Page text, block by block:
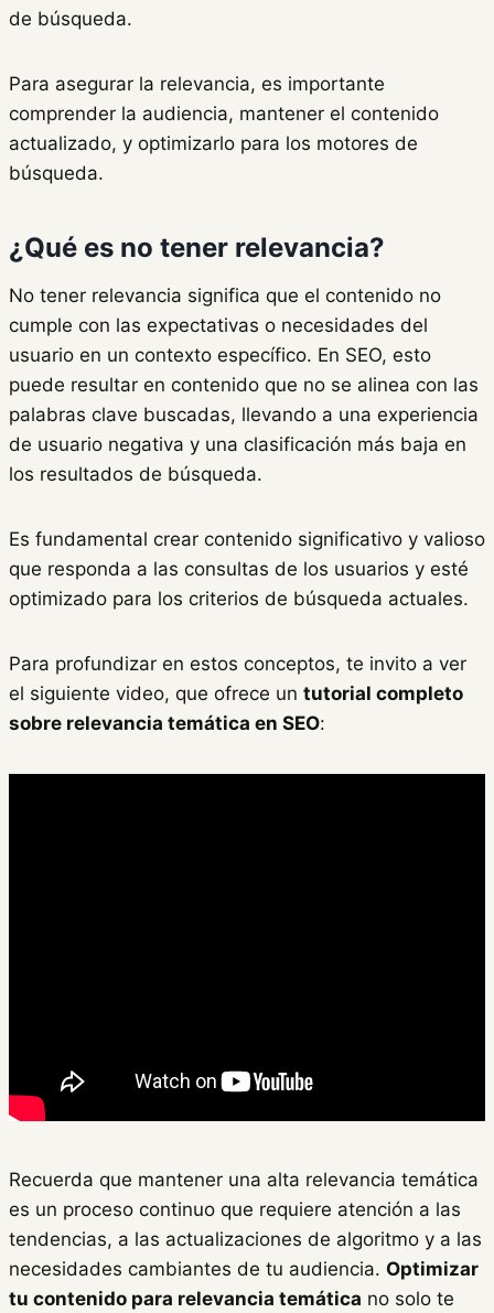
de búsqueda.
Para asegurar la relevancia, es importante
comprender la audiencia, mantener el contenido
actualizado, y optimizarlo para los motores de
búsqueda.
¿Qué es no tener relevancia?
No tener relevancia significa que el contenido no
cumple con las expectativas o necesidades del
usuario en un contexto específico. En SEO, esto
puede resultar en contenido que no se alinea con las
palabras clave buscadas, llevando a una experiencia
de usuario negativa y una clasificación más baja en
los resultados de búsqueda.
Es fundamental crear contenido significativo y valioso
que responda a las consultas de los usuarios y esté
optimizado para los criterios de búsqueda actuales.
Para profundizar en estos conceptos, te invito a ver
el siguiente video, que ofrece un tutorial completo
sobre relevancia temática en SEO:
Recuerda que mantener una alta relevancia temática
es un proceso continuo que requiere atención a las
tendencias, a las actualizaciones de algoritmo y a las
necesidades cambiantes de tu audiencia. Optimizar
tu contenido para relevancia temática no solo te